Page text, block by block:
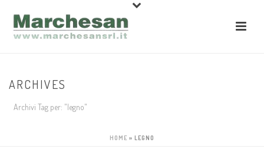
ARCHIVES
Archivi Tag per: "legno"
HOME » LEGNO